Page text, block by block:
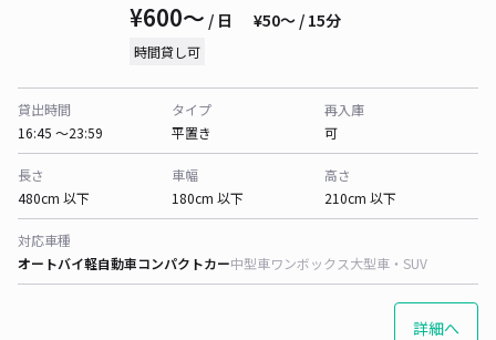
¥600〜 / 日 ¥50〜 / 15分
時間貸し可
貸出時間
16:45 〜23:59
タイプ
平置き
再入庫
可
長さ
480cm 以下
車幅
180cm 以下
高さ
210cm 以下
対応車種
オートバイ軽自動車コンパクトカー中型車ワンボックス大型車・SUV
詳細へ